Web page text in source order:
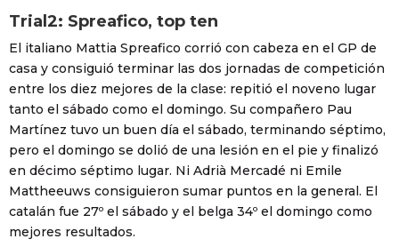
Trial2: Spreafico, top ten
El italiano Mattia Spreafico corrió con cabeza en el GP de
casa y consiguió terminar las dos jornadas de competición
entre los diez mejores de la clase: repitió el noveno lugar
tanto el sábado como el domingo. Su compañero Pau
Martínez tuvo un buen día el sábado, terminando séptimo,
pero el domingo se dolió de una lesión en el pie y finalizó
en décimo séptimo lugar. Ni Adrià Mercadé ni Emile
Mattheeuws consiguieron sumar puntos en la general. El
catalán fue 27º el sábado y el belga 34º el domingo como
mejores resultados.